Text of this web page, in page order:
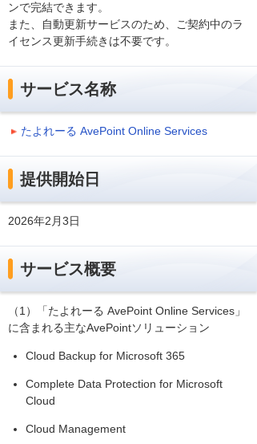
ンで完結できます。
また、自動更新サービスのため、ご契約中のラ
イセンス更新手続きは不要です。
サービス名称
たよれーる AvePoint Online Services
提供開始日
2026年2月3日
サービス概要
（1）「たよれーる AvePoint Online Services」
に含まれる主なAvePointソリューション
Cloud Backup for Microsoft 365
Complete Data Protection for Microsoft
Cloud
Cloud Management